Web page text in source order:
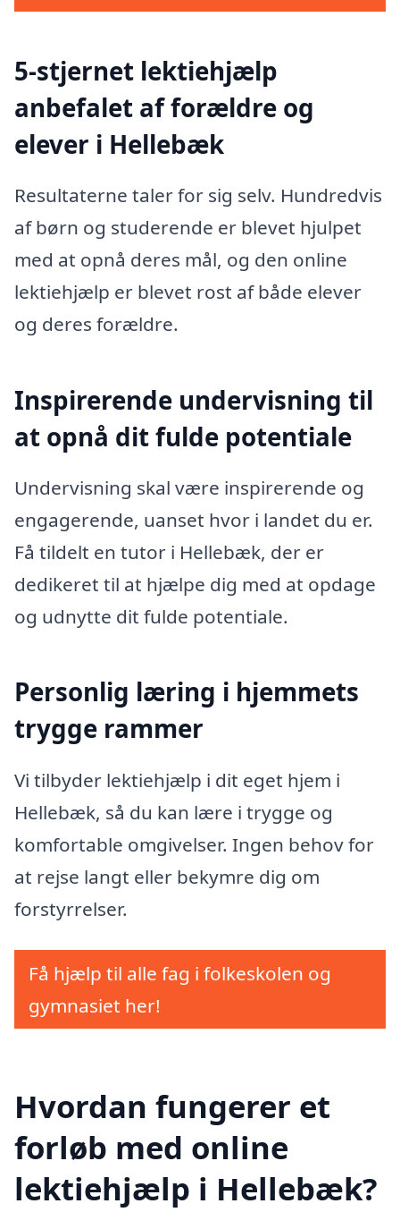
5-stjernet lektiehjælp
anbefalet af forældre og
elever i Hellebæk
Resultaterne taler for sig selv. Hundredvis
af børn og studerende er blevet hjulpet
med at opnå deres mål, og den online
lektiehjælp er blevet rost af både elever
og deres forældre.
Inspirerende undervisning til
at opnå dit fulde potentiale
Undervisning skal være inspirerende og
engagerende, uanset hvor i landet du er.
Få tildelt en tutor i Hellebæk, der er
dedikeret til at hjælpe dig med at opdage
og udnytte dit fulde potentiale.
Personlig læring i hjemmets
trygge rammer
Vi tilbyder lektiehjælp i dit eget hjem i
Hellebæk, så du kan lære i trygge og
komfortable omgivelser. Ingen behov for
at rejse langt eller bekymre dig om
forstyrrelser.
Få hjælp til alle fag i folkeskolen og
gymnasiet her!
Hvordan fungerer et
forløb med online
lektiehjælp i Hellebæk?